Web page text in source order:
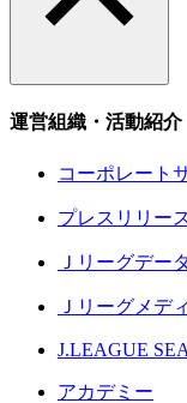
運営組織・活動紹介
コーポレート
プレスリリー
Ｊリーグデー
Ｊリーグメデ
J.LEAGUE
アカデミー